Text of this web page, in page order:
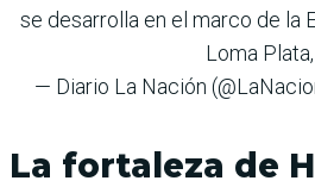
se desarrolla en el marco de la
Loma Plata,…
— Diario La Nación
La fortaleza de